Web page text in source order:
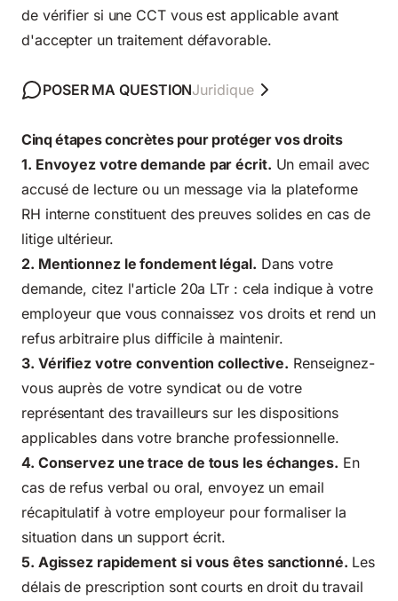
de vérifier si une CCT vous est applicable avant
d'accepter un traitement défavorable.
POSER MA QUESTIONJuridique
Cinq étapes concrètes pour protéger vos droits
1. Envoyez votre demande par écrit. Un email avec
accusé de lecture ou un message via la plateforme
RH interne constituent des preuves solides en cas de
litige ultérieur.
2. Mentionnez le fondement légal. Dans votre
demande, citez l'article 20a LTr : cela indique à votre
employeur que vous connaissez vos droits et rend un
refus arbitraire plus difficile à maintenir.
3. Vérifiez votre convention collective. Renseignez-
vous auprès de votre syndicat ou de votre
représentant des travailleurs sur les dispositions
applicables dans votre branche professionnelle.
4. Conservez une trace de tous les échanges. En
cas de refus verbal ou oral, envoyez un email
récapitulatif à votre employeur pour formaliser la
situation dans un support écrit.
5. Agissez rapidement si vous êtes sanctionné. Les
délais de prescription sont courts en droit du travail